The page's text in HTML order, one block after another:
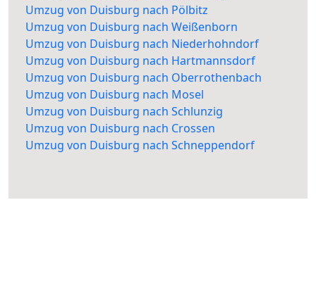
Umzug von Duisburg nach Pölbitz
Umzug von Duisburg nach Weißenborn
Umzug von Duisburg nach Niederhohndorf
Umzug von Duisburg nach Hartmannsdorf
Umzug von Duisburg nach Oberrothenbach
Umzug von Duisburg nach Mosel
Umzug von Duisburg nach Schlunzig
Umzug von Duisburg nach Crossen
Umzug von Duisburg nach Schneppendorf